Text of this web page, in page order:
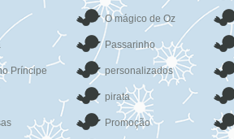
O mágico de Oz
Passarinho
Príncipe personalizados
pirata
Promoção